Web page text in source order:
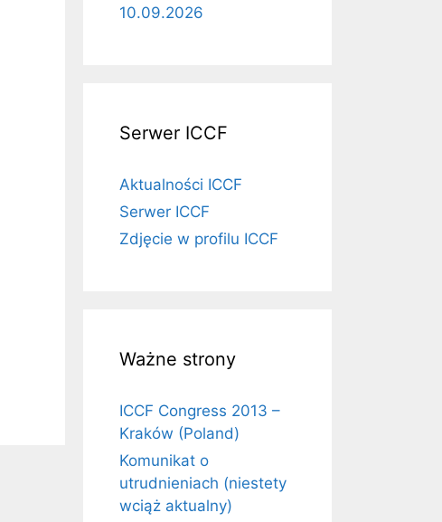
10.09.2026
Serwer ICCF
Aktualności ICCF
Serwer ICCF
Zdjęcie w profilu ICCF
Ważne strony
ICCF Congress 2013 –
Kraków (Poland)
Komunikat o
utrudnieniach (niestety
wciąż aktualny)